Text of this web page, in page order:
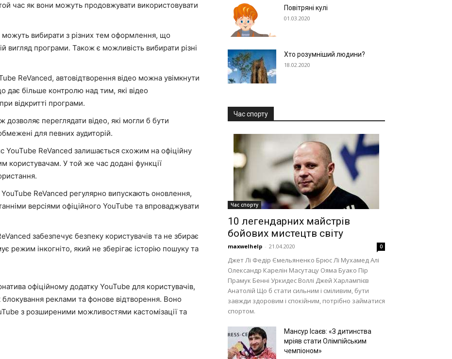
час як вони можуть продовжувати використовувати
можуть вибирати з різних тем оформлення, що
вигляд програми. Також є можливість вибирати різні
ReVanced, автовідтворення відео можна увімкнути
дає більше контролю над тим, які відео
відкритті програми.
дозволяє переглядати відео, які могли б бути
для певних аудиторій.
YouTube ReVanced залишається схожим на офіційну
користувачам. У той же час додані функції
ReVanced регулярно випускають оновлення,
версіями офіційного YouTube та впроваджувати
забезпечує безпеку користувачів та не збирає
режим інкогніто, який не зберігає історію пошуку та
офіційному додатку YouTube для користувачів,
блокування реклами та фонове відтворення. Воно
з розширеними можливостями кастомізації та
Повітряні кулі
01.03.2020
Хто розумніший людини?
18.02.2020
Час спорту
Час спорту
10 легендарних майстрів
бойових мистецтв світу
maxwelhelp - 21.04.2020 0
Джет Лі Федір Ємельяненко Брюс Лі Мухамед Алі
Олександр Карелін Масутацу Ояма Буако Пір
Прамук Бенні Уркидес Воллі Джей Харлампієв
Анатолій Що б стати сильним і сміливим, бути
завжди здоровим і спокійним, потрібно займатися
спортом.
Мансур Ісаєв: «З дитинства
мріяв стати Олімпійським
чемпіоном»